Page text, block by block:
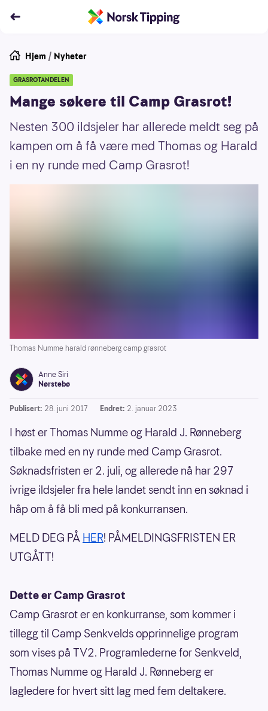
Hjem / Nyheter
GRASROTANDELEN
Mange søkere til Camp Grasrot!
Nesten 300 ildsjeler har allerede meldt seg på
kampen om å få være med Thomas og Harald
i en ny runde med Camp Grasrot!
Thomas Numme harald rønneberg camp grasrot
Anne Siri
Nørstebø
Publisert: 28. juni 2017 Endret: 2. januar 2023
I høst er Thomas Numme og Harald J. Rønneberg
tilbake med en ny runde med Camp Grasrot.
Søknadsfristen er 2. juli, og allerede nå har 297
ivrige ildsjeler fra hele landet sendt inn en søknad i
håp om å få bli med på konkurransen.
MELD DEG PÅ HER! PÅMELDINGSFRISTEN ER
UTGÅTT!
Dette er Camp Grasrot
Camp Grasrot er en konkurranse, som kommer i
tillegg til Camp Senkvelds opprinnelige program
som vises på TV2. Programlederne for Senkveld,
Thomas Numme og Harald J. Rønneberg er
lagledere for hvert sitt lag med fem deltakere.